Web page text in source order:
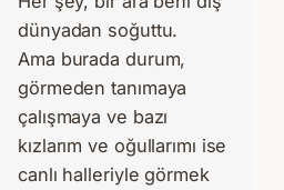
dünyadan soğuttu.
Ama burada durum,
görmeden tanımaya
çalışmaya ve bazı
kızlarım ve oğullarımı ise
canlı halleriyle görmek